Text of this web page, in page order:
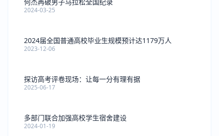
2024-03-25
2024届全国普通高校毕业生规模预计达1179万人
2023-12-06
探访高考评卷现场：让每一分有理有据
2025-06-17
多部门联合加强高校学生宿舍建设
2024-01-19